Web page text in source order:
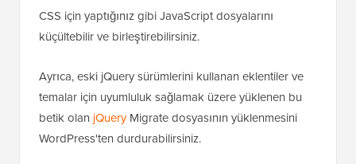
CSS için yaptığınız gibi JavaScript dosyalarını
küçültebilir ve birleştirebilirsiniz.
Ayrıca, eski jQuery sürümlerini kullanan eklentiler ve
temalar için uyumluluk sağlamak üzere yüklenen bu
betik olan jQueryMigrate dosyasının yüklenmesini
WordPress'ten durdurabilirsiniz.